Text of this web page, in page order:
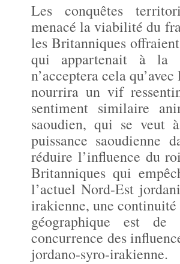
Les conquêtes
menacé la viabilité du
les Britanniques
qui appartenait à la
n’acceptera cela
nourrira un vif
sentiment similaire
saoudien, qui se veut
puissance saoudienne
réduire l’influence du
Britanniques qui
l’actuel Nord-Est
irakienne, une
géographique est de
concurrence des
jordano-syro-irakienne.